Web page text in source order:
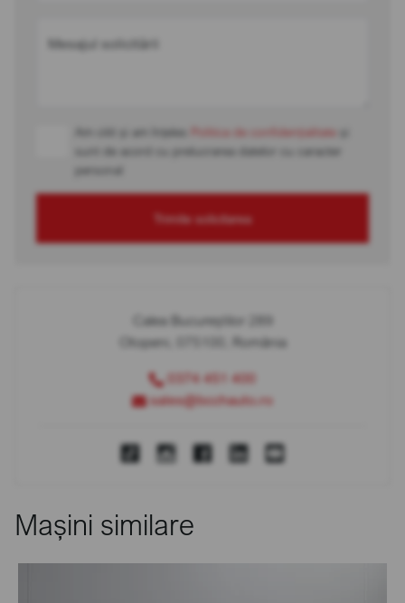
Mesajul solicitării
Am citit și am înțeles Politica de confidențialitate
sunt de acord cu prelucrarea datelor cu caracter
personal
Trimite solicitarea
Calea Bucureștilor 289
Otopeni, 075100, România
0374 451 400
sales@bcchauto.ro
Mașini similare